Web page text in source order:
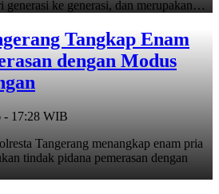
generasi ke generasi, dan merupakan…
Tangkap Enam
dengan Modus
- 17:28 WIB
Tangerang menangkap enam pria
tindak pidana pemerasan dengan